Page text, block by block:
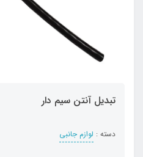
تبدیل آنتن سیم دار
دسته : لوازم جانبی